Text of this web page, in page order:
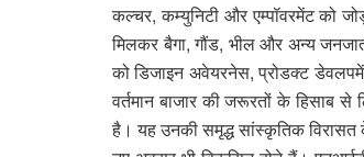
कल्चर, कम्युनिटी और एम्पॉवरमेंट को
मिलकर बैगा, गौंड, भील और अन्य
को डिजाइन अवेयरनेस, प्रोडक्ट
वर्तमान बाजार की जरूरतों के हिसाब
है। यह उनकी समृद्ध सांस्कृतिक